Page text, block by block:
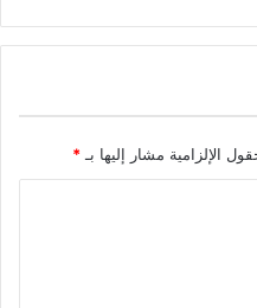
الإلزامية مشار إليها بـ *